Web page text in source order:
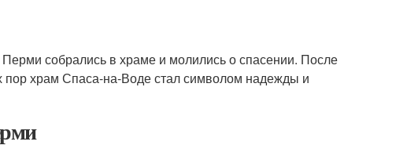
собрались в храме и молились о спасении. После
пор храм Спаса-на-Воде стал символом надежды и